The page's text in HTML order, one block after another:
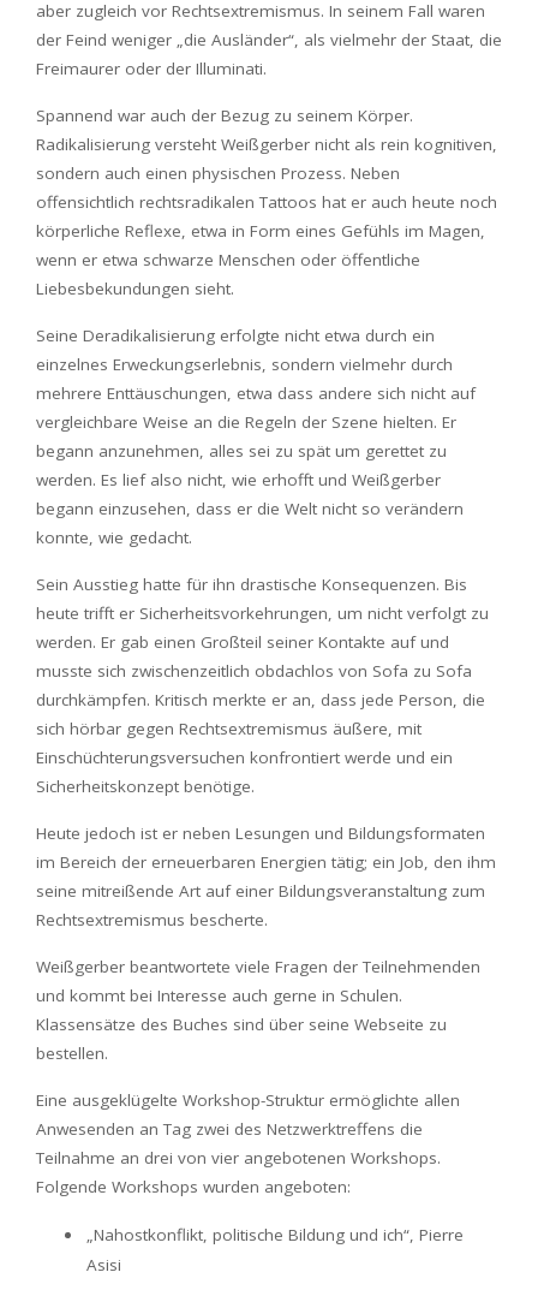
aber zugleich vor Rechtsextremismus. In seinem Fall waren
der Feind weniger „die Ausländer“, als vielmehr der Staat, die
Freimaurer oder der Illuminati.
Spannend war auch der Bezug zu seinem Körper.
Radikalisierung versteht Weißgerber nicht als rein kognitiven,
sondern auch einen physischen Prozess. Neben
offensichtlich rechtsradikalen Tattoos hat er auch heute noch
körperliche Reflexe, etwa in Form eines Gefühls im Magen,
wenn er etwa schwarze Menschen oder öffentliche
Liebesbekundungen sieht.
Seine Deradikalisierung erfolgte nicht etwa durch ein
einzelnes Erweckungserlebnis, sondern vielmehr durch
mehrere Enttäuschungen, etwa dass andere sich nicht auf
vergleichbare Weise an die Regeln der Szene hielten. Er
begann anzunehmen, alles sei zu spät um gerettet zu
werden. Es lief also nicht, wie erhofft und Weißgerber
begann einzusehen, dass er die Welt nicht so verändern
konnte, wie gedacht.
Sein Ausstieg hatte für ihn drastische Konsequenzen. Bis
heute trifft er Sicherheitsvorkehrungen, um nicht verfolgt zu
werden. Er gab einen Großteil seiner Kontakte auf und
musste sich zwischenzeitlich obdachlos von Sofa zu Sofa
durchkämpfen. Kritisch merkte er an, dass jede Person, die
sich hörbar gegen Rechtsextremismus äußere, mit
Einschüchterungsversuchen konfrontiert werde und ein
Sicherheitskonzept benötige.
Heute jedoch ist er neben Lesungen und Bildungsformaten
im Bereich der erneuerbaren Energien tätig; ein Job, den ihm
seine mitreißende Art auf einer Bildungsveranstaltung zum
Rechtsextremismus bescherte.
Weißgerber beantwortete viele Fragen der Teilnehmenden
und kommt bei Interesse auch gerne in Schulen.
Klassensätze des Buches sind über seine Webseite zu
bestellen.
Eine ausgeklügelte Workshop-Struktur ermöglichte allen
Anwesenden an Tag zwei des Netzwerktreffens die
Teilnahme an drei von vier angebotenen Workshops.
Folgende Workshops wurden angeboten:
„Nahostkonflikt, politische Bildung und ich“, Pierre
Asisi